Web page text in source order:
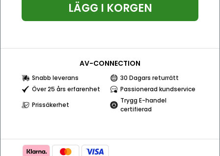
LÄGG I KORGEN
AV-CONNECTION
Snabb leverans
30 Dagars returrätt
Över 25 års erfarenhet
Passionerad kundservice
Prissäkerhet
Trygg E-handel
certifierad